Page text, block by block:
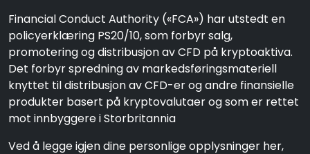
Financial Conduct Authority («FCA») har utstedt en
policyerklæring PS20/10, som forbyr salg,
promotering og distribusjon av CFD på kryptoaktiva.
Det forbyr spredning av markedsføringsmateriell
knyttet til distribusjon av CFD-er og andre finansielle
produkter basert på kryptovalutaer og som er rettet
mot innbyggere i Storbritannia
Ved å legge igjen dine personlige opplysninger her,